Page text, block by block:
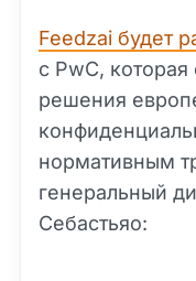
Feedzai будет
с PwC, которая
решения
нормативным
генеральный
Себастьяо: